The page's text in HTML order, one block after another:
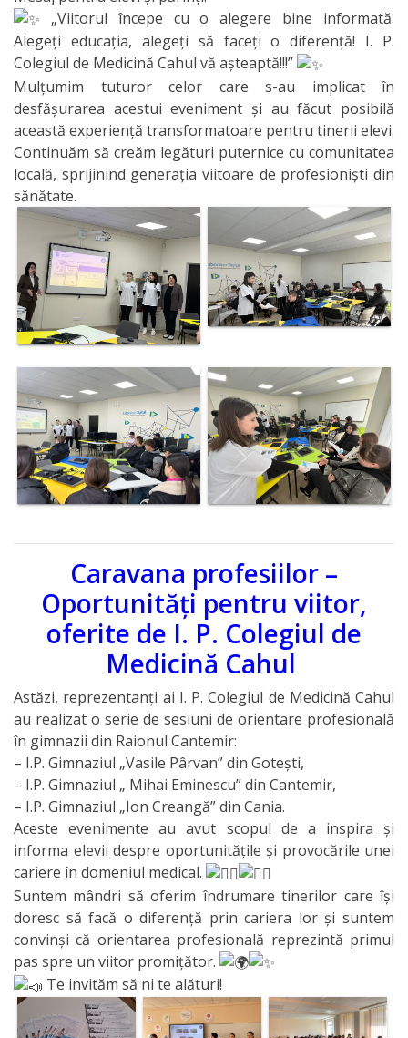
„Viitorul începe cu o alegere bine informată.
Alegeți educația, alegeți să faceți o diferență! I. P.
Colegiul de Medicină Cahul vă așteaptă!!!”
Mulțumim tuturor celor care s-au implicat în
desfășurarea acestui eveniment și au făcut posibilă
această experiență transformatoare pentru tinerii elevi.
Continuăm să creăm legături puternice cu comunitatea
locală, sprijinind generația viitoare de profesioniști din
sănătate.
Caravana profesiilor –
Oportunități pentru viitor,
oferite de I. P. Colegiul de
Medicină Cahul
Astăzi, reprezentanți ai I. P. Colegiul de Medicină Cahul
au realizat o serie de sesiuni de orientare profesională
în gimnazii din Raionul Cantemir:
– I.P. Gimnaziul „Vasile Pârvan” din Gotești,
– I.P. Gimnaziul „ Mihai Eminescu” din Cantemir,
– I.P. Gimnaziul „Ion Creangă” din Cania.
Aceste evenimente au avut scopul de a inspira și
informa elevii despre oportunitățile și provocările unei
cariere în domeniul medical.
Suntem mândri să oferim îndrumare tinerilor care își
doresc să facă o diferență prin cariera lor și suntem
convinși că orientarea profesională reprezintă primul
pas spre un viitor promițător.
Te invităm să ni te alături!